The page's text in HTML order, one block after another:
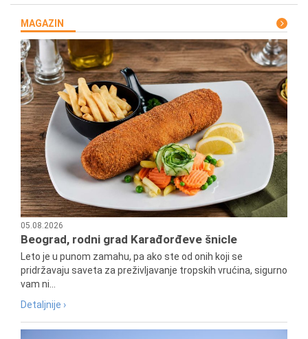
MAGAZIN
05.08.2026
Beograd, rodni grad Karađorđeve šnicle
Leto je u punom zamahu, pa ako ste od onih koji se
pridržavaju saveta za preživljavanje tropskih vrućina, sigurno
vam ni...
Detaljnije ›